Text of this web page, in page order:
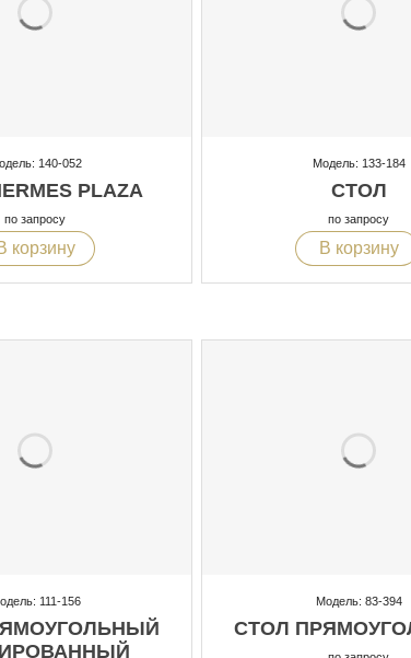
140-052
PLAZA
по запросу
корзину
Модель: 133-184
СТОЛ
по запросу
В корзину
111-156 Модель: 83-394
СТОЛ